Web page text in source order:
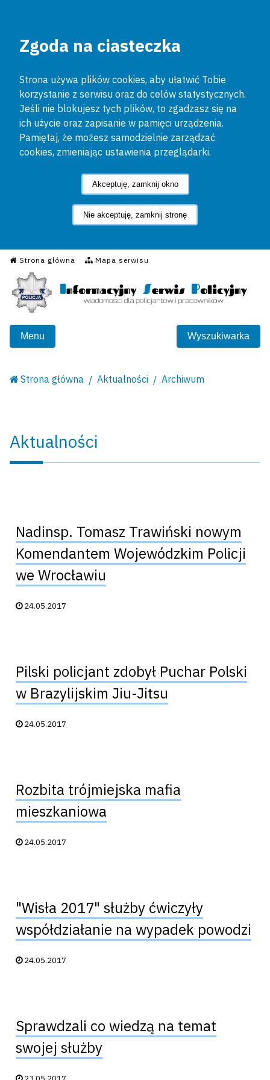
Zgoda na ciasteczka
Strona używa plików cookies, aby ułatwić Tobie
korzystanie z serwisu oraz do celów statystycznych.
Jeśli nie blokujesz tych plików, to zgadzasz się na
ich użycie oraz zapisanie w pamięci urządzenia.
Pamiętaj, że możesz samodzielnie zarządzać
cookies, zmieniając ustawienia przeglądarki.
Akceptuję, zamknij okno
Nie akceptuję, zamknij stronę
Strona główna Mapa serwisu
Informacyjny Serwis
Menu Wyszukiwarka
Strona główna Aktualności Archiwum
Aktualności
Nadinsp. Tomasz Trawiński nowym
Komendantem Wojewódzkim Policji
we Wrocławiu
Data publikacji:
24.05.2017
Pilski policjant zdobył Puchar Polski
w Brazylijskim Jiu-Jitsu
Data publikacji:
24.05.2017
Rozbita trójmiejska mafia
mieszkaniowa
Data publikacji:
24.05.2017
"Wisła 2017" służby ćwiczyły
współdziałanie na wypadek powodzi
Data publikacji:
24.05.2017
Sprawdzali co wiedzą na temat
swojej służby
Data publikacji: